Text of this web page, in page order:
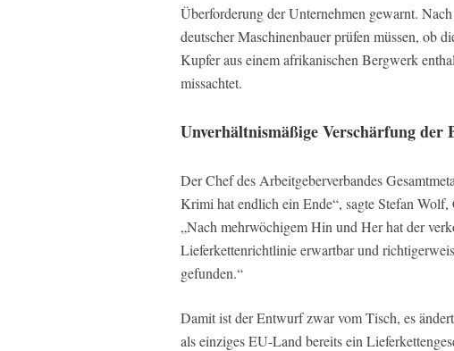
Überforderung der Unternehmen gewarnt.
deutscher Maschinenbauer prüfen müssen, ob
Kupfer aus einem afrikanischen Bergwerk
missachtet.
Unverhältnismäßige Verschärfung der
Der Chef des Arbeitgeberverbandes
Krimi hat endlich ein Ende“, sagte Stefan
„Nach mehrwöchigem Hin und Her hat der
Lieferkettenrichtlinie erwartbar und
gefunden.“
Damit ist der Entwurf zwar vom Tisch, es
als einziges EU-Land bereits ein